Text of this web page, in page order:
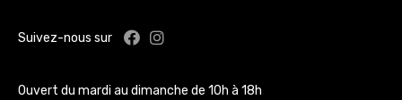
Suivez-nous sur Facebook : Musée Cognacq-Jay
Instagram : Musée Cognacq-
Ouvert du mardi au dimanche de 10h à 18h